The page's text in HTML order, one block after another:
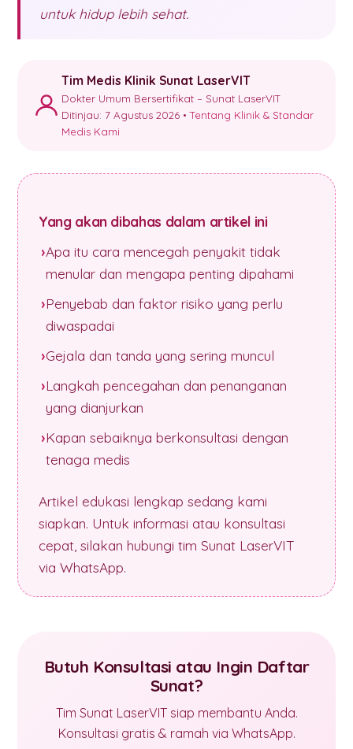
untuk hidup lebih sehat.
Tim Medis Klinik Sunat LaserVIT
Dokter Umum Bersertifikat – Sunat LaserVIT
Ditinjau: 7 Agustus 2026 •Tentang Klinik & Standar
Medis Kami
Yang akan dibahas dalam artikel ini
Apa itu cara mencegah penyakit tidak
menular dan mengapa penting dipahami
Penyebab dan faktor risiko yang perlu
diwaspadai
Gejala dan tanda yang sering muncul
Langkah pencegahan dan penanganan
yang dianjurkan
Kapan sebaiknya berkonsultasi dengan
tenaga medis
Artikel edukasi lengkap sedang kami
siapkan. Untuk informasi atau konsultasi
cepat, silakan hubungi tim Sunat LaserVIT
via WhatsApp.
Butuh Konsultasi atau Ingin Daftar
Sunat?
Tim Sunat LaserVIT siap membantu Anda.
Konsultasi gratis & ramah via WhatsApp.